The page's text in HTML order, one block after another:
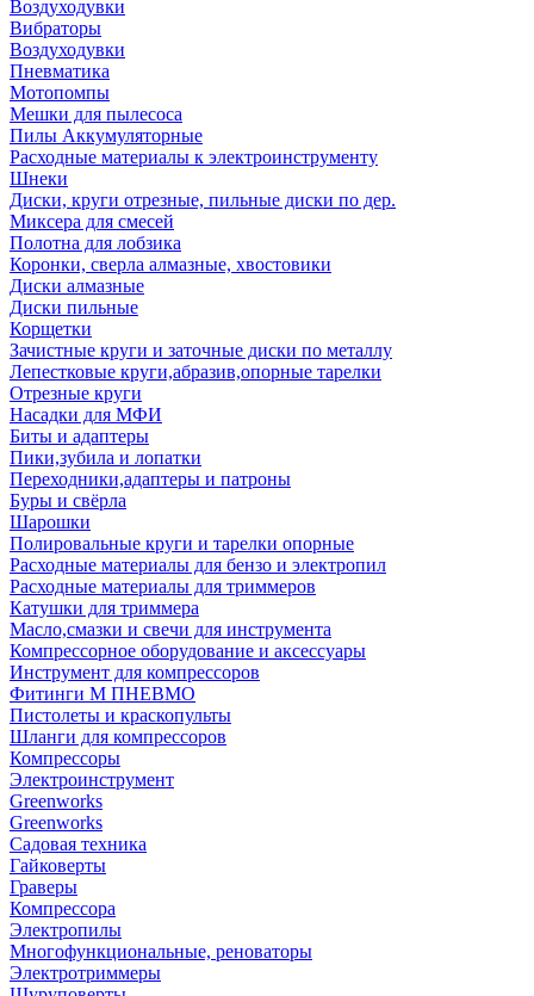
Воздуходувки
Вибраторы
Воздуходувки
Пневматика
Мотопомпы
Мешки для пылесоса
Пилы Аккумуляторные
Расходные материалы к электроинструменту
Шнеки
Диски, круги отрезные, пильные диски по дер.
Миксера для смесей
Полотна для лобзика
Коронки, сверла алмазные, хвостовики
Диски алмазные
Диски пильные
Корщетки
Зачистные круги и заточные диски по металлу
Лепестковые круги,абразив,опорные тарелки
Отрезные круги
Насадки для МФИ
Биты и адаптеры
Пики,зубила и лопатки
Переходники,адаптеры и патроны
Буры и свёрла
Шарошки
Полировальные круги и тарелки опорные
Расходные материалы для бензо и электропил
Расходные материалы для триммеров
Катушки для триммера
Масло,смазки и свечи для инструмента
Компрессорное оборудование и аксессуары
Инструмент для компрессоров
Фитинги М ПНЕВМО
Пистолеты и краскопульты
Шланги для компрессоров
Компрессоры
Электроинструмент
Greenworks
Greenworks
Садовая техника
Гайковерты
Граверы
Компрессора
Электропилы
Многофункциональные, реноваторы
Электротриммеры